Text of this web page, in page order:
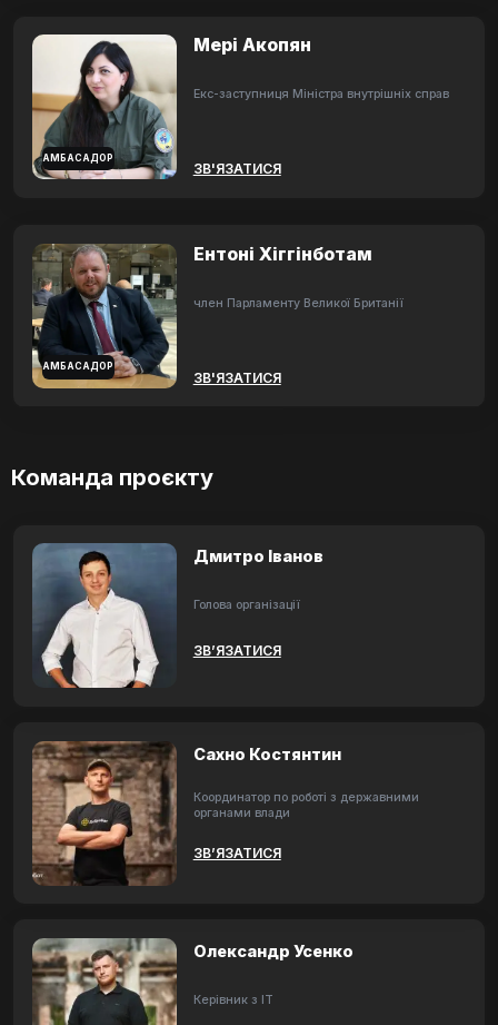
АМБАСАДОР
Мері Акопян
Екс-заступниця Міністра внутрішніх справ
ЗВ'ЯЗАТИСЯ
АМБАСАДОР
Ентоні Хіггінботам
член Парламенту Великої Британії
ЗВ'ЯЗАТИСЯ
Команда проєкту
Дмитро Іванов
Голова організації
ЗВ’ЯЗАТИСЯ
Сахно Костянтин
Координатор по роботі з державними
органами влади
ЗВ’ЯЗАТИСЯ
Олександр Усенко
Керівник з ІТ